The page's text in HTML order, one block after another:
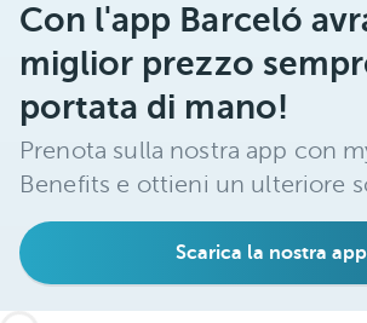
Con l'app Barceló
miglior prezzo
portata di mano!
Prenota sulla nostra app con
Benefits e ottieni un ulteriore
Scarica la nostra app